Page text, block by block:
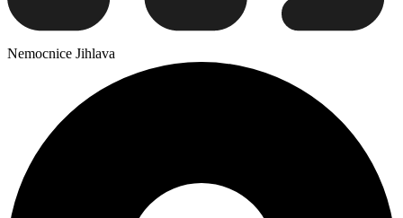
Nemocnice Jihlava